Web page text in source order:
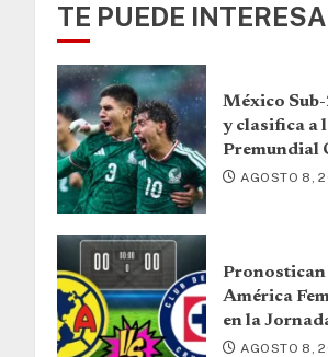
TE PUEDE
México
y clasifica a
Premundial
AGOSTO 8,
América
en la
AGOSTO 8,